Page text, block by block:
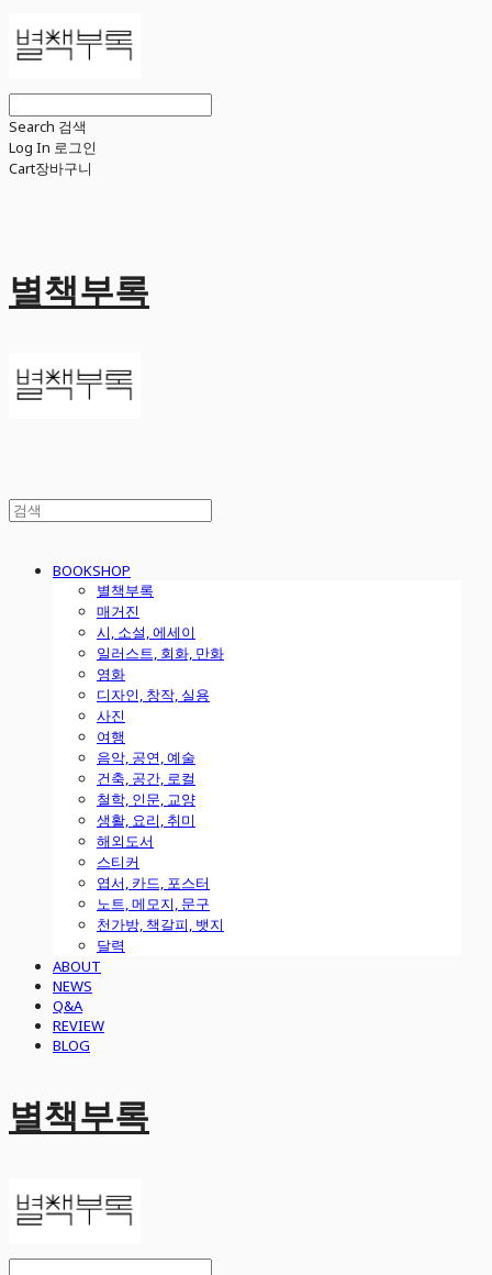
Search 검색
Log In 로그인
Cart장바구니
별책부록
BOOKSHOP
별책부록
매거진
시, 소설, 에세이
일러스트, 회화, 만화
영화
디자인, 창작, 실용
사진
여행
음악, 공연, 예술
건축, 공간, 로컬
철학, 인문, 교양
생활, 요리, 취미
해외도서
스티커
엽서, 카드, 포스터
노트, 메모지, 문구
천가방, 책갈피, 뱃지
달력
ABOUT
NEWS
Q&A
REVIEW
BLOG
별책부록